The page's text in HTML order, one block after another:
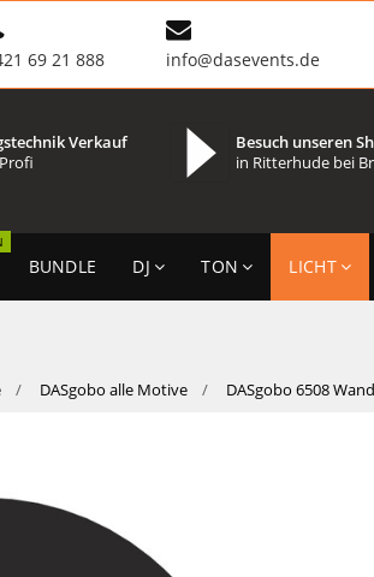
69 21 888 info@dasevents.de
Verkauf
Besuch unseren
in Ritterhude bei
BUNDLE DJ TON LICHT
DASgobo alle Motive DASgobo 6508